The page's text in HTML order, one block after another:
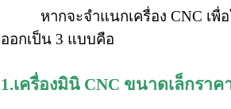
หากจะจำแนกเครื่อง CNC เ
ออกเป็น 3 แบบคือ
1.เครื่องมินิ CNC ขนาดเล็กรา